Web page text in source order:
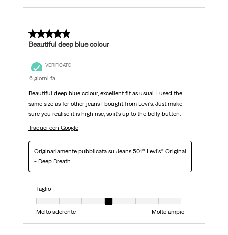
5 su 5 stelle.
Beautiful deep blue colour
VERIFICATO
6 giorni fa
Beautiful deep blue colour, excellent fit as usual. I used the
same size as for other jeans I bought from Levi's. Just make
sure you realise it is high rise, so it's up to the belly button.
Traduci con Google
Originariamente pubblicata su Jeans 501® Levi's® Original
- Deep Breath
Taglio
Taglio, 4 su 7, dove 1 è uguale a Molto aderente e 7 è uguale a Molto
Molto aderente
Molto ampio